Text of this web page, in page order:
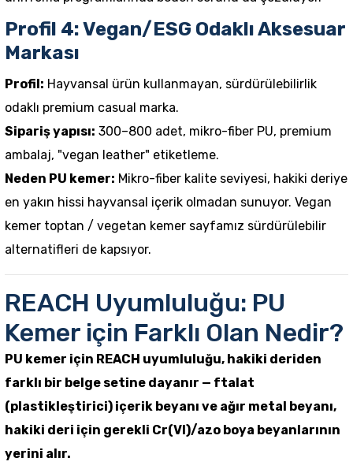
Profil 4: Vegan/ESG Odaklı Aksesuar
Markası
Profil: Hayvansal ürün kullanmayan, sürdürülebilirlik
odaklı premium casual marka.
Sipariş yapısı: 300–800 adet, mikro-fiber PU, premium
ambalaj, "vegan leather" etiketleme.
Neden PU kemer: Mikro-fiber kalite seviyesi, hakiki deriye
en yakın hissi hayvansal içerik olmadan sunuyor. Vegan
kemer toptan / vegetan kemer sayfamız sürdürülebilir
alternatifleri de kapsıyor.
REACH Uyumluluğu: PU
Kemer için Farklı Olan Nedir?
PU kemer için REACH uyumluluğu, hakiki deriden
farklı bir belge setine dayanır — ftalat
(plastikleştirici) içerik beyanı ve ağır metal beyanı,
hakiki deri için gerekli Cr(VI)/azo boya beyanlarının
yerini alır.